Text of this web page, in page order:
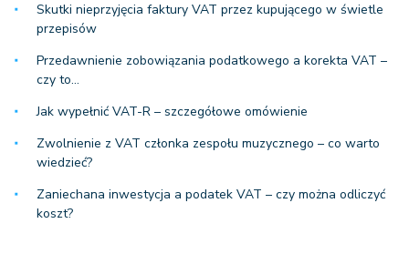
Skutki nieprzyjęcia faktury VAT przez kupującego w świetle
przepisów
Przedawnienie zobowiązania podatkowego a korekta VAT –
czy to…
Jak wypełnić VAT-R – szczegółowe omówienie
Zwolnienie z VAT członka zespołu muzycznego – co warto
wiedzieć?
Zaniechana inwestycja a podatek VAT – czy można odliczyć
koszt?